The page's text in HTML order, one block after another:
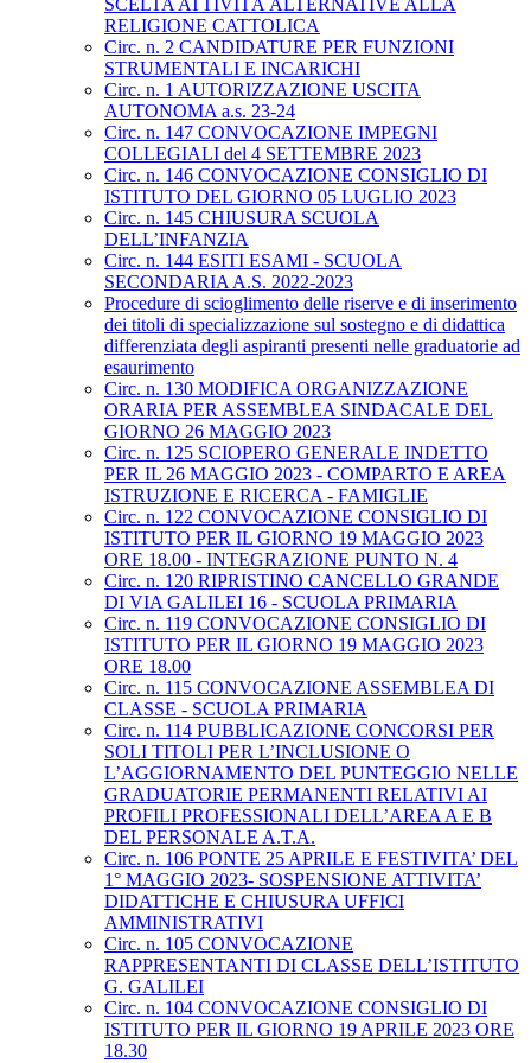
SCELTA ATTIVITÀ ALTERNATIVE ALLA
RELIGIONE CATTOLICA
Circ. n. 2 CANDIDATURE PER FUNZIONI
STRUMENTALI E INCARICHI
Circ. n. 1 AUTORIZZAZIONE USCITA
AUTONOMA a.s. 23-24
Circ. n. 147 CONVOCAZIONE IMPEGNI
COLLEGIALI del 4 SETTEMBRE 2023
Circ. n. 146 CONVOCAZIONE CONSIGLIO DI
ISTITUTO DEL GIORNO 05 LUGLIO 2023
Circ. n. 145 CHIUSURA SCUOLA
DELL’INFANZIA
Circ. n. 144 ESITI ESAMI - SCUOLA
SECONDARIA A.S. 2022-2023
Procedure di scioglimento delle riserve e di inserimento
dei titoli di specializzazione sul sostegno e di didattica
differenziata degli aspiranti presenti nelle graduatorie ad
esaurimento
Circ. n. 130 MODIFICA ORGANIZZAZIONE
ORARIA PER ASSEMBLEA SINDACALE DEL
GIORNO 26 MAGGIO 2023
Circ. n. 125 SCIOPERO GENERALE INDETTO
PER IL 26 MAGGIO 2023 - COMPARTO E AREA
ISTRUZIONE E RICERCA - FAMIGLIE
Circ. n. 122 CONVOCAZIONE CONSIGLIO DI
ISTITUTO PER IL GIORNO 19 MAGGIO 2023
ORE 18.00 - INTEGRAZIONE PUNTO N. 4
Circ. n. 120 RIPRISTINO CANCELLO GRANDE
DI VIA GALILEI 16 - SCUOLA PRIMARIA
Circ. n. 119 CONVOCAZIONE CONSIGLIO DI
ISTITUTO PER IL GIORNO 19 MAGGIO 2023
ORE 18.00
Circ. n. 115 CONVOCAZIONE ASSEMBLEA DI
CLASSE - SCUOLA PRIMARIA
Circ. n. 114 PUBBLICAZIONE CONCORSI PER
SOLI TITOLI PER L’INCLUSIONE O
L’AGGIORNAMENTO DEL PUNTEGGIO NELLE
GRADUATORIE PERMANENTI RELATIVI AI
PROFILI PROFESSIONALI DELL’AREA A E B
DEL PERSONALE A.T.A.
Circ. n. 106 PONTE 25 APRILE E FESTIVITA’ DEL
1° MAGGIO 2023- SOSPENSIONE ATTIVITA’
DIDATTICHE E CHIUSURA UFFICI
AMMINISTRATIVI
Circ. n. 105 CONVOCAZIONE
RAPPRESENTANTI DI CLASSE DELL’ISTITUTO
G. GALILEI
Circ. n. 104 CONVOCAZIONE CONSIGLIO DI
ISTITUTO PER IL GIORNO 19 APRILE 2023 ORE
18.30